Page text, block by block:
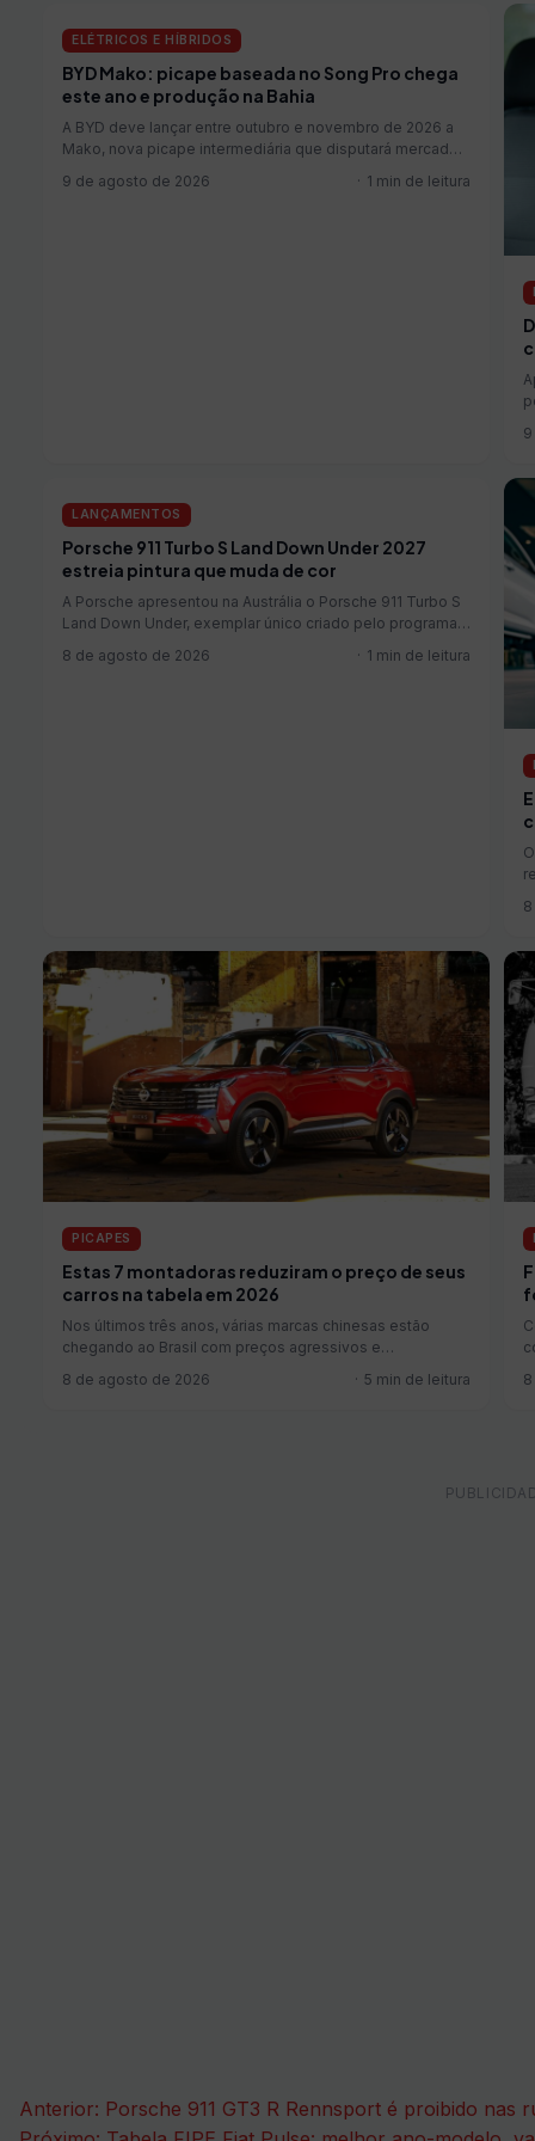
ELÉTRICOS E HÍBRIDOS
BYD Mako: picape baseada no Song Pro chega
este ano e produção na Bahia
A BYD deve lançar entre outubro e novembro de 2026 a
Mako, nova picape intermediária que disputará mercado
chegará às lojas com produção nacional na fábrica de
9 de agosto de 2026 1 min de leitura
LANÇAMENTOS
Porsche 911 Turbo S Land Down Under 2027
estreia pintura que muda de cor
A Porsche apresentou na Austrália o Porsche 911 Turbo S
Land Down Under, exemplar único criado pelo programa
país. O projeto do Porsche 911 Turbo S Land Down Under
8 de agosto de 2026 1 min de leitura
PICAPES
Estas 7 montadoras reduziram o preço de seus
carros na tabela em 2026
Nos últimos três anos, várias marcas chinesas estão
chegando ao Brasil com preços agressivos e
8 de agosto de 2026 5 min de leitura
Navegação
Anterior: Porsche 911 GT3 R Rennsport é proibido nas